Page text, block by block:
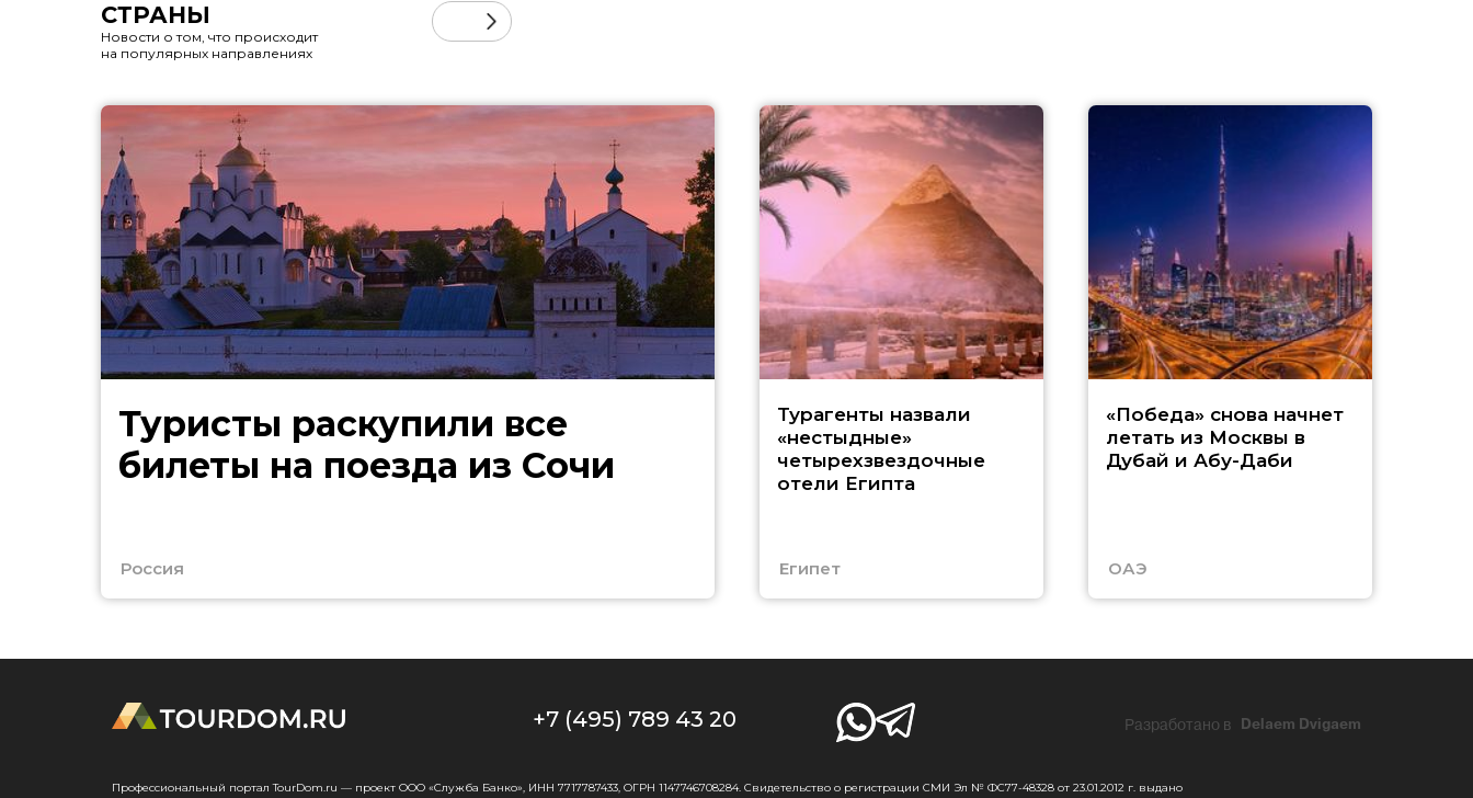
СТРАНЫ
Новости о том, что происходит
на популярных направлениях
Туристы раскупили все
билеты на поезда из Сочи
Россия
Турагенты назвали
«нестыдные»
четырехзвездочные
отели Египта
Египет
«Победа» снова начнет
летать из Москвы в
Дубай и Абу-Даби
ОАЭ
+7 (495) 789 43 20 Разработано в Delaem Dvigaem
Профессиональный портал TourDom.ru — проект ООО «Служба Банко», ИНН 7717787433, ОГРН 1147746708284. Свидетельство о регистрации СМИ Эл № ФС77-48328 от 23.01.2012 г. выдано